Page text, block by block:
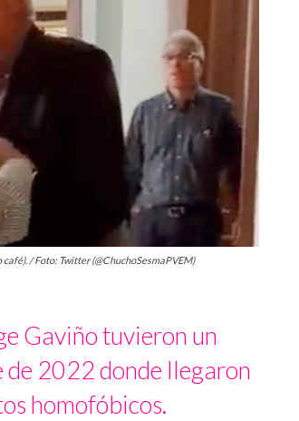
/ Foto: Twitter (@ChuchoSesmaPVEM)
Gaviño tuvieron un
2022 donde llegaron
homofóbicos.